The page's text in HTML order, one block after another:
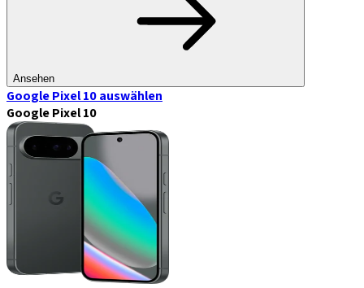
Ansehen
Google Pixel 10auswählen
Google Pixel 10